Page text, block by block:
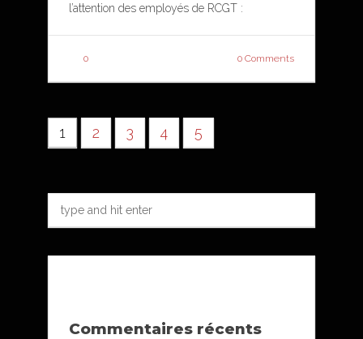
l’attention des employés de RCGT :
0 0 Comments
1 2 3 4 5
Commentaires récents